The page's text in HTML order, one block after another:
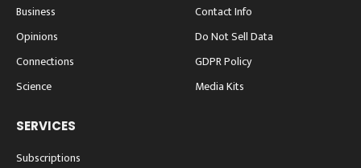
Business
Opinions
Connections
Science
Contact Info
Do Not Sell Data
GDPR Policy
Media Kits
SERVICES
Subscriptions